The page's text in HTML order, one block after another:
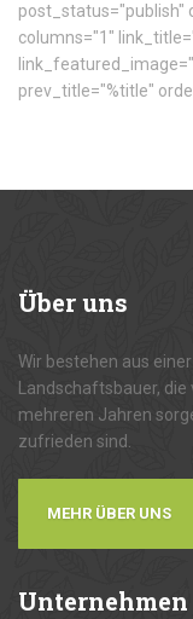
post_status="publish"
columns="1"
prev_title="%title"
Überuns
Wir bestehen aus
Landschaftsbauer, die
mehreren Jahren
zufrieden sind.
MEHR ÜBER UNS
Unternehmen